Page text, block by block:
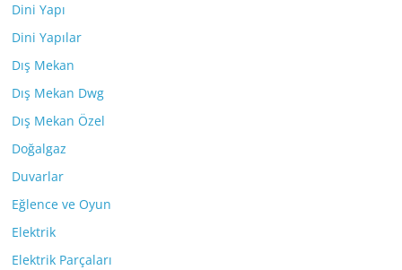
Dini Yapı
Dini Yapılar
Dış Mekan
Dış Mekan Dwg
Dış Mekan Özel
Doğalgaz
Duvarlar
Eğlence ve Oyun
Elektrik
Elektrik Parçaları